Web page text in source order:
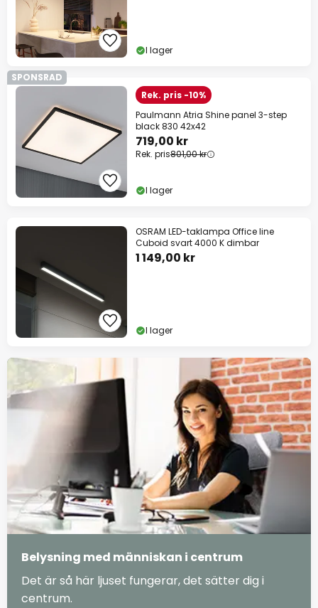
I lager
SPONSRAD
Rek. pris -10%
Paulmann Atria Shine panel 3-step
black 830 42x42
719,00 kr
Rek. pris801,00 kr
I lager
OSRAM LED-taklampa Office line
Cuboid svart 4000 K dimbar
1 149,00 kr
I lager
Belysning med människan i centrum
Det är så här ljuset fungerar, det sätter dig i
centrum.